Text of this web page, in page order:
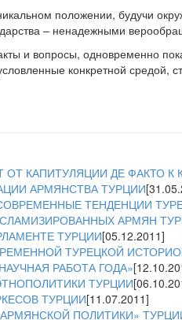
положении, будучи
– ненадежными
и вопросы, одновременно
конкретной средой,
ОТ КАПИТУЛЯЦИИ ДЕ ФАКТО
АРМЯНСТВА ТУРЦИИ
ТЕНДЕНЦИИ
АРМЯН
ТУРЦИИ[05.12.2011]
ТУРЕЦКОЙ
РАБОТА ГОДА»
ТУРЦИИ
ТУРЦИИ[11.07.2011]
ПОЛИТИКИ»